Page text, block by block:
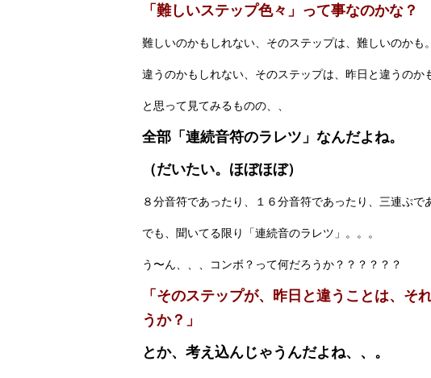
「難しいステップ色々」って事なのかな？
難しいのかもしれない、そのステップは、難しいのかも
違うのかもしれない、そのステップは、昨日と違うのか
と思って見てみるものの、、
全部「連続音符のラレツ」なんだよね。
（だいたい。ほぼほぼ）
８分音符であったり、１６分音符であったり、三連ぷで
でも、聞いてる限り「連続音のラレツ」。。。
う〜ん、、、コンボ？って何だろうか？？？？？？
「そのステップが、昨日と違うことは、そ
うか？」
とか、考え込んじゃうんだよね、、。